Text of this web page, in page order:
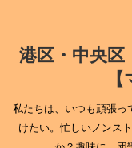
港区・中央区
私たちは、いつも頑張っ
けたい。忙しいノンス